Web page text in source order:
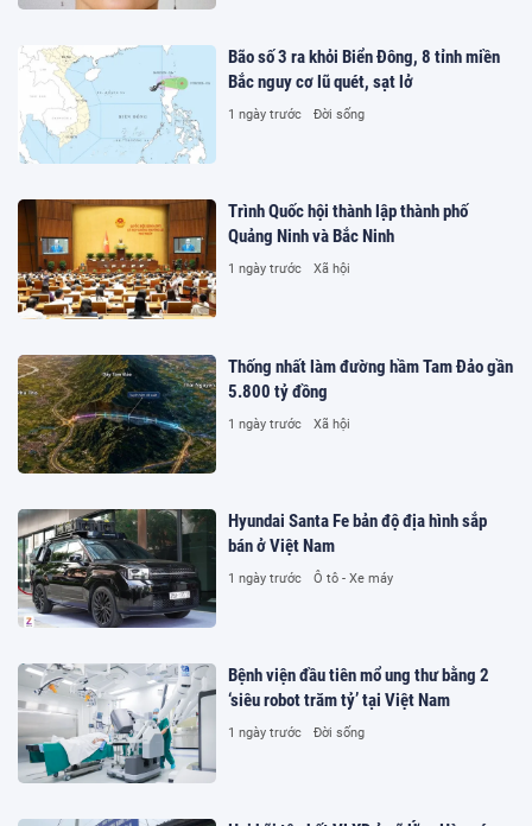
Bão số 3 ra khỏi Biển Đông, 8 tỉnh miền
Bắc nguy cơ lũ quét, sạt lở
1 ngày trước Đời sống
Trình Quốc hội thành lập thành phố
Quảng Ninh và Bắc Ninh
1 ngày trước Xã hội
Thống nhất làm đường hầm Tam Đảo gần
5.800 tỷ đồng
1 ngày trước Xã hội
Hyundai Santa Fe bản độ địa hình sắp
bán ở Việt Nam
1 ngày trước Ô tô - Xe máy
Bệnh viện đầu tiên mổ ung thư bằng 2
‘siêu robot trăm tỷ’ tại Việt Nam
1 ngày trước Đời sống